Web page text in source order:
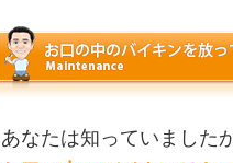
あなたは知っていました